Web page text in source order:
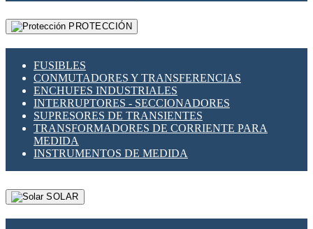
PROTECCIÓN
FUSIBLES
CONMUTADORES Y TRANSFERENCIAS
ENCHUFES INDUSTRIALES
INTERRUPTORES - SECCIONADORES
SUPRESORES DE TRANSIENTES
TRANSFORMADORES DE CORRIENTE PARA
MEDIDA
INSTRUMENTOS DE MEDIDA
SOLAR